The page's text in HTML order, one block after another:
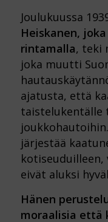
Joulukuussa
Heiskanen,
rintamalla, teki
joka muutti
ajatusta, että
taistelukentälle
järjestää
kotiseuduilleen,
eivät aluksi
Hänen
moraalisia että